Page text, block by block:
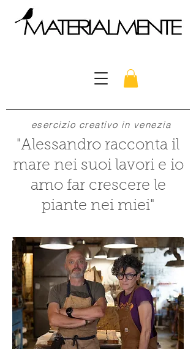
esercizio creativo in venezia
"Alessandro racconta il
mare nei suoi lavori e io
amo far crescere le
piante nei miei"